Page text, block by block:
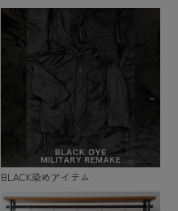
BLACK染めアイテム